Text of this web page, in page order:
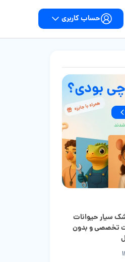
حساب کاربری
سیار حیوانات
تخصصی و بدون